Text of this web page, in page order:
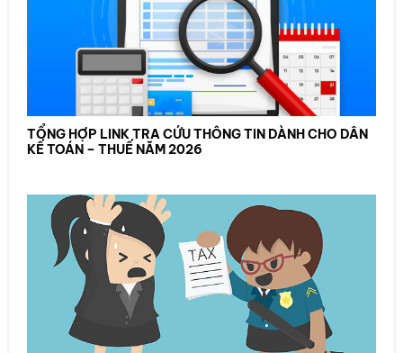
TỔNG HỢP LINK TRA CỨU THÔNG TIN DÀNH CHO DÂN
KẾ TOÁN – THUẾ NĂM 2026